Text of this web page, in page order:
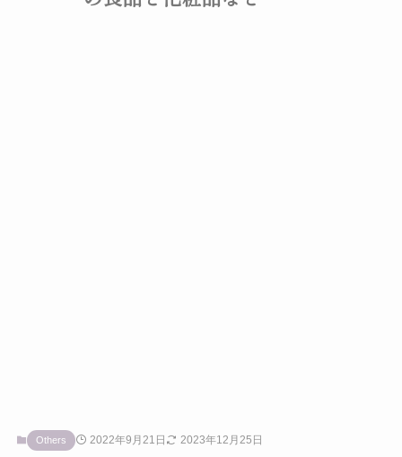
Others 2022年9月21日 2023年12月25日